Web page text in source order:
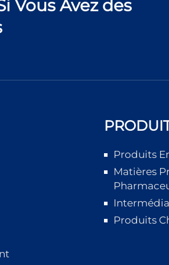
Vous Avez des
Produits
Matières
Produits